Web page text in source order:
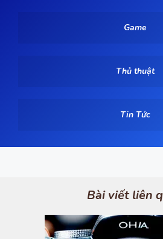
Game
Thủ thuật
Tin Tức
Bài viết liên